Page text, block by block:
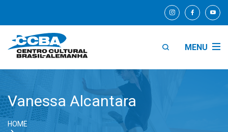
MENU
Vanessa Alcantara
HOME